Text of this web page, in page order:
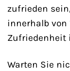
zufrieden
innerhalb von
Zufriedenheit
Warten Sie